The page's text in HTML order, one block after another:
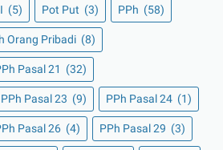
(5) Pot Put (3) PPh (58)
Orang Pribadi (8)
Pasal 21 (32)
PPh Pasal 23 (9) PPh Pasal 24 (1)
Pasal 26 (4) PPh Pasal 29 (3)